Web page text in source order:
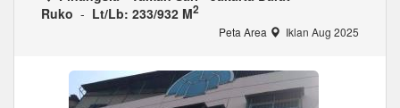
Ruko - Lt/Lb: 233/932 M2
Peta Area Iklan Aug 2025